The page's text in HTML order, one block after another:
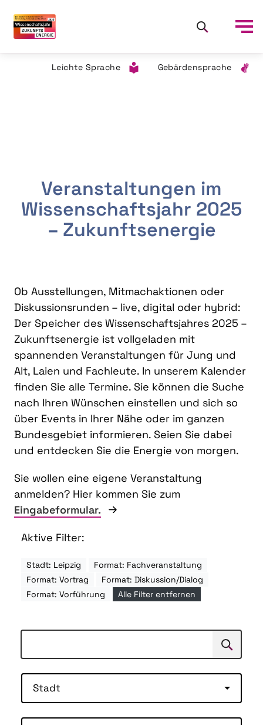
Leichte Sprache Gebärdensprache
Veranstaltungen im
Wissenschaftsjahr 2025
– Zukunftsenergie
Ob Ausstellungen, Mitmachaktionen oder
Diskussionsrunden – live, digital oder hybrid:
Der Speicher des Wissenschaftsjahres 2025 –
Zukunftsenergie ist vollgeladen mit
spannenden Veranstaltungen für Jung und
Alt, Laien und Fachleute. In unserem Kalender
finden Sie alle Termine. Sie können die Suche
nach Ihren Wünschen einstellen und sich so
über Events in Ihrer Nähe oder im ganzen
Bundesgebiet informieren. Seien Sie dabei
und entdecken Sie die Energie von morgen.
Sie wollen eine eigene Veranstaltung
anmelden? Hier kommen Sie zum
Eingabeformular.
Aktive Filter:
Stadt: Leipzig
Format: Fachveranstaltung
Format: Vortrag
Format: Diskussion/Dialog
Format: Vorführung
Alle Filter entfernen
Suchen
Stadt